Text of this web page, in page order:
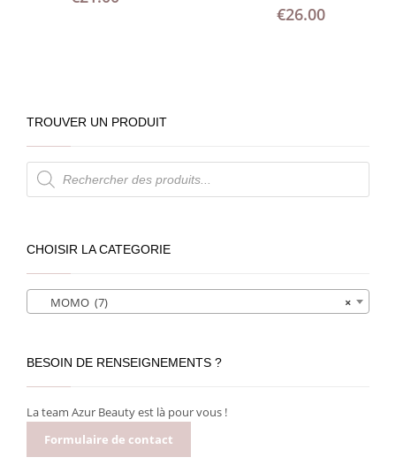
€26.00
TROUVER UN PRODUIT
Recherche
de
produits
CHOISIR LA CATEGORIE
×
MOMO (7)
BESOIN DE RENSEIGNEMENTS ?
La team Azur Beauty est là pour vous !
Formulaire de contact